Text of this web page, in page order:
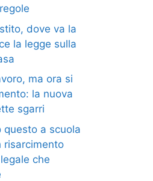
dove va la
la legge sulla
ma ora si
la nuova
sgarri
a scuola
risarcimento
che